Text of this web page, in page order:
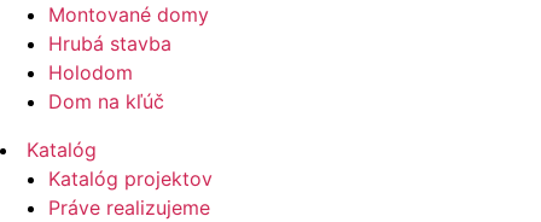
Montované domy
Hrubá stavba
Holodom
Dom na kľúč
Katalóg
Katalóg projektov
Práve realizujeme